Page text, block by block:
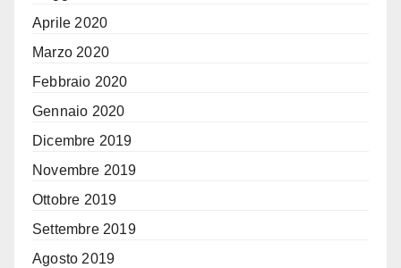
Aprile 2020
Marzo 2020
Febbraio 2020
Gennaio 2020
Dicembre 2019
Novembre 2019
Ottobre 2019
Settembre 2019
Agosto 2019